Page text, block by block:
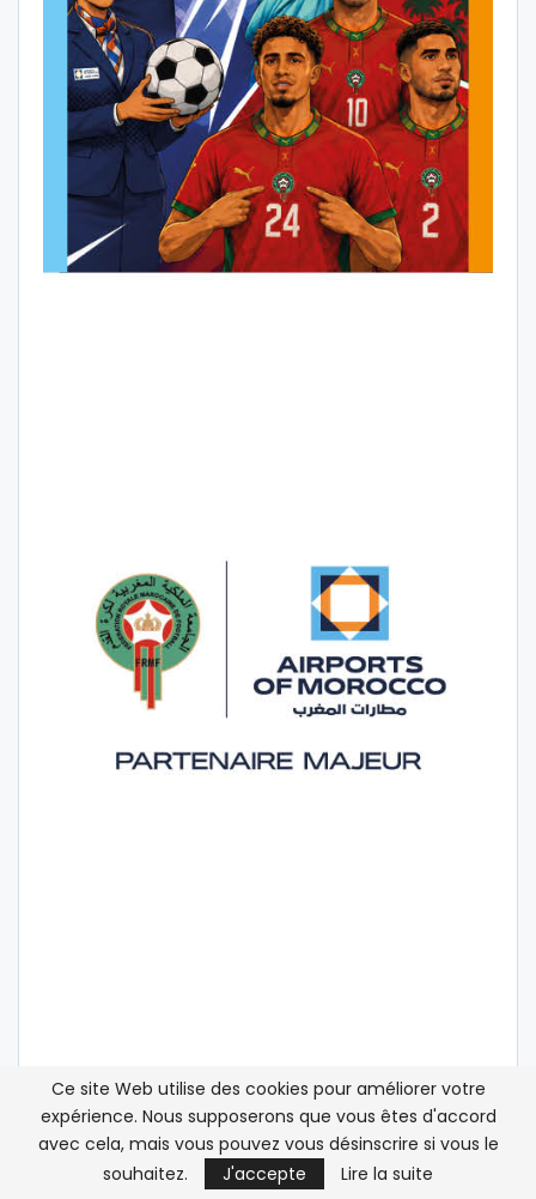
Ce site Web utilise des cookies pour améliorer votre
expérience. Nous supposerons que vous êtes d'accord
avec cela, mais vous pouvez vous désinscrire si vous le
souhaitez.
J'accepte Lire la suite